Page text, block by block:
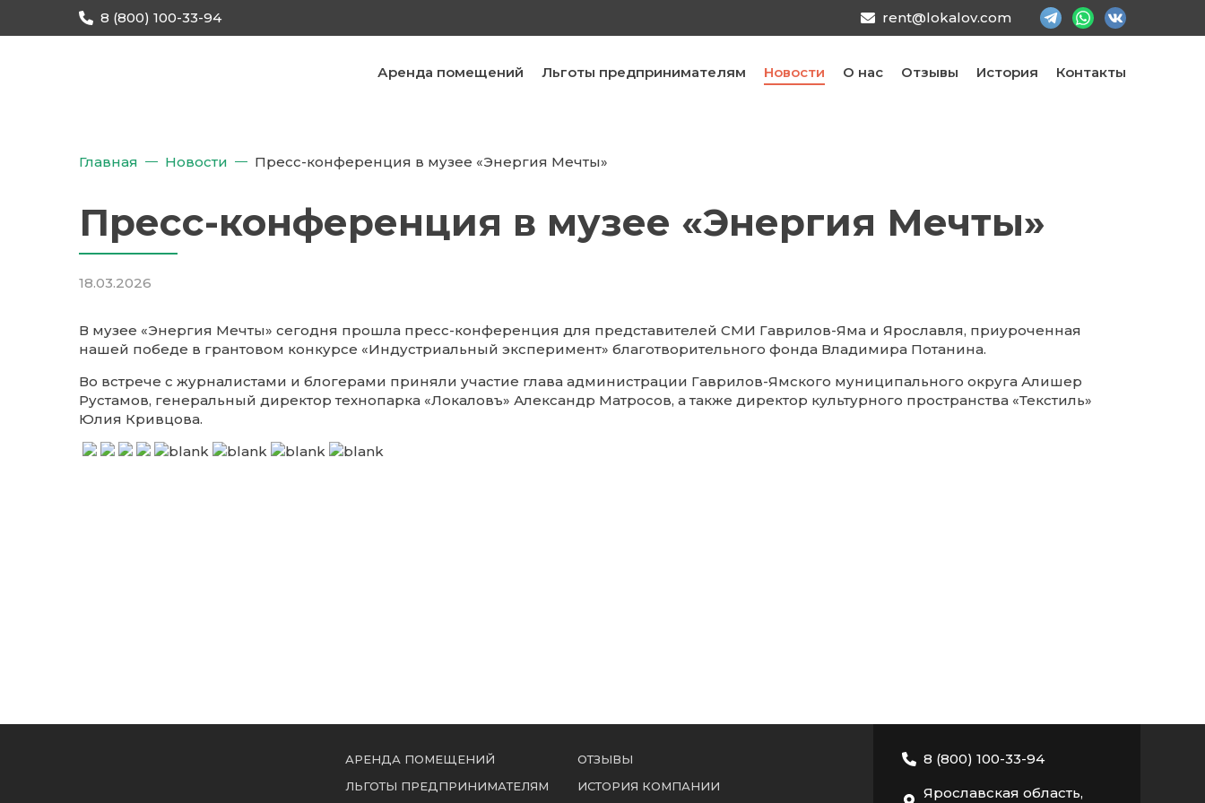
8 (800) 100-33-94 rent@lokalov.com
Аренда помещений Льготы предпринимателям Новости О нас Отзывы История Контакты
Главная Новости Пресс-конференция в музее «Энергия Мечты»
Пресс-конференция в музее «Энергия Мечты»
18.03.2026
В музее «Энергия Мечты» сегодня прошла пресс-конференция для представителей СМИ Гаврилов-Яма и Ярославля, приуроченная
нашей победе в грантовом конкурсе «Индустриальный эксперимент» благотворительного фонда Владимира Потанина.
Во встрече с журналистами и блогерами приняли участие глава администрации Гаврилов-Ямского муниципального округа Алишер
Рустамов, генеральный директор технопарка «Локаловъ» Александр Матросов, а также директор культурного пространства «Текстиль»
Юлия Кривцова.
АРЕНДА ПОМЕЩЕНИЙ
ЛЬГОТЫ ПРЕДПРИНИМАТЕЛЯМ
ОТЗЫВЫ
ИСТОРИЯ КОМПАНИИ
8 (800) 100-33-94
Ярославская область,